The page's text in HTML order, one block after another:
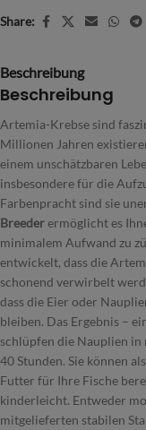
Share:
Beschreibung
Beschreibung
Artemia-Krebse sind
Millionen Jahren
einem unschätzbaren
insbesondere für die
Farbenpracht sind sie
Breederermöglicht es
minimalem Aufwand zu
entwickelt, dass die
schonend verwirbelt
dass die Eier oder
bleiben. Das Ergebnis –
schlüpfen die Nauplien in
40 Stunden. Sie können
Futter für Ihre Fische
kinderleicht. Entweder
mitgelieferten stabilen